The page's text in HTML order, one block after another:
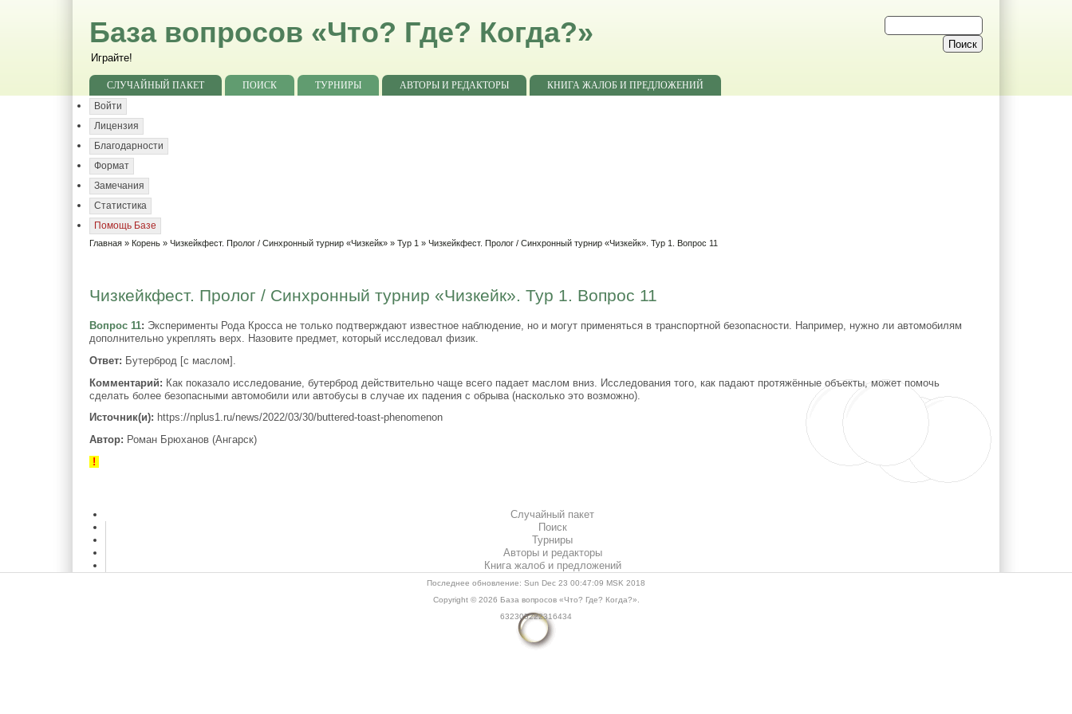
База вопросов «Что? Где? Когда?»
Играйте!
СЛУЧАЙНЫЙ ПАКЕТ ПОИСК ТУРНИРЫ АВТОРЫ И РЕДАКТОРЫ
КНИГА ЖАЛОБ И ПРЕДЛОЖЕНИЙ
Войти
Лицензия
Благодарности
Формат
Замечания
Статистика
Помощь Базе
Главная » Корень »Чизкейкфест. Пролог / Синхронный турнир «Чизкейк» »Тур 1 » Чизкейкфест. Пролог / Синхронный турнир «Чизкейк». Тур 1. Вопрос 11
Чизкейкфест. Пролог / Синхронный турнир «Чизкейк». Тур 1. Вопрос 11
Вопрос 11: Эксперименты Рода Кросса не только подтверждают известное наблюдение, но и могут применяться в транспортной безопасности. Например, нужно ли автомобилям
дополнительно укреплять верх. Назовите предмет, который исследовал физик.
Ответ: Бутерброд [с маслом].
Комментарий: Как показало исследование, бутерброд действительно чаще всего падает маслом вниз. Исследования того, как падают протяжённые объекты, может помочь
сделать более безопасными автомобили или автобусы в случае их падения с обрыва (насколько это возможно).
Источник(и): https://nplus1.ru/news/2022/03/30/buttered-toast-phenomenon
Автор: Роман Брюханов (Ангарск)
!
Случайный пакет
Поиск
Турниры
Авторы и редакторы
Книга жалоб и предложений
Последнее обновление: Sun Dec 23 00:47:09 MSK 2018
Copyright © 2026 База вопросов «Что? Где? Когда?».
632305222316434